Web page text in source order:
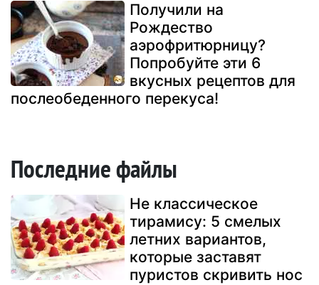
Получили на
Рождество
аэрофритюрницу?
Попробуйте эти 6
вкусных рецептов для
послеобеденного перекуса!
Последние файлы
Не классическое
тирамису: 5 смелых
летних вариантов,
которые заставят
пуристов скривить нос